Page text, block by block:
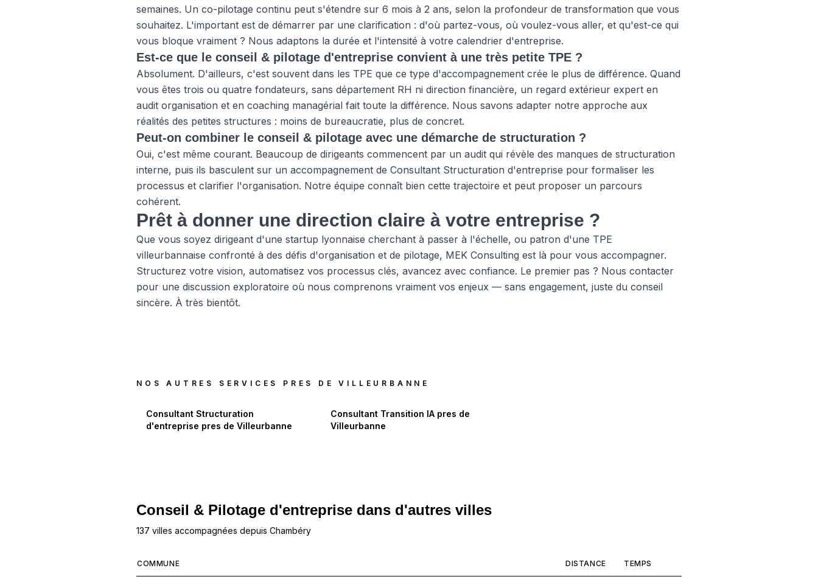
semaines. Un co-pilotage continu peut s'étendre sur 6 mois à 2 ans, selon la profondeur de transformation que vous
souhaitez. L'important est de démarrer par une clarification : d'où partez-vous, où voulez-vous aller, et qu'est-ce qui
vous bloque vraiment ? Nous adaptons la durée et l'intensité à votre calendrier d'entreprise.
Est-ce que le conseil & pilotage d'entreprise convient à une très petite TPE ?
Absolument. D'ailleurs, c'est souvent dans les TPE que ce type d'accompagnement crée le plus de différence. Quand
vous êtes trois ou quatre fondateurs, sans département RH ni direction financière, un regard extérieur expert en
audit organisation et en coaching managérial fait toute la différence. Nous savons adapter notre approche aux
réalités des petites structures : moins de bureaucratie, plus de concret.
Peut-on combiner le conseil & pilotage avec une démarche de structuration ?
Oui, c'est même courant. Beaucoup de dirigeants commencent par un audit qui révèle des manques de structuration
interne, puis ils basculent sur un accompagnement de Consultant Structuration d'entreprise pour formaliser les
processus et clarifier l'organisation. Notre équipe connaît bien cette trajectoire et peut proposer un parcours
cohérent.
Prêt à donner une direction claire à votre entreprise ?
Que vous soyez dirigeant d'une startup lyonnaise cherchant à passer à l'échelle, ou patron d'une TPE
villeurbannaise confronté à des défis d'organisation et de pilotage, MEK Consulting est là pour vous accompagner.
Structurez votre vision, automatisez vos processus clés, avancez avec confiance. Le premier pas ? Nous contacter
pour une discussion exploratoire où nous comprenons vraiment vos enjeux — sans engagement, juste du conseil
sincère. À très bientôt.
NOS AUTRES SERVICES PRES DEVILLEURBANNE
Consultant Structuration
d'entreprise pres de Villeurbanne
Consultant Transition IApres de
Villeurbanne
Conseil & Pilotage d'entreprise dans d'autres villes
137 villes accompagnées depuis Chambéry
COMMUNE DISTANCE TEMPS